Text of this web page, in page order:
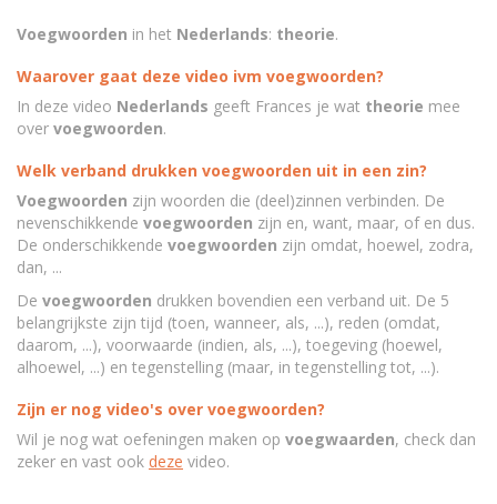
Voegwoorden in het Nederlands: theorie.
Waarover gaat deze video ivm voegwoorden?
In deze video Nederlands geeft Frances je wat theorie mee
over voegwoorden.
Welk verband drukken voegwoorden uit in een zin?
Voegwoorden zijn woorden die (deel)zinnen verbinden. De
nevenschikkende voegwoorden zijn en, want, maar, of en dus.
De onderschikkende voegwoorden zijn omdat, hoewel, zodra,
dan, ...
De voegwoorden drukken bovendien een verband uit. De 5
belangrijkste zijn tijd (toen, wanneer, als, ...), reden (omdat,
daarom, ...), voorwaarde (indien, als, ...), toegeving (hoewel,
alhoewel, ...) en tegenstelling (maar, in tegenstelling tot, ...).
Zijn er nog video's over voegwoorden?
Wil je nog wat oefeningen maken op voegwaarden, check dan
zeker en vast ook deze video.